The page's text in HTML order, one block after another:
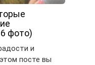
фото)
и
посте вы